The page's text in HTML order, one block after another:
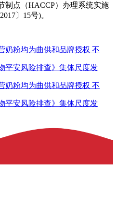
制点（HACCP）办理系统实施
〕15号)。
奶粉均为曲供和品牌授权 不
平安风险排查》集体尺度发
奶粉均为曲供和品牌授权 不
平安风险排查》集体尺度发